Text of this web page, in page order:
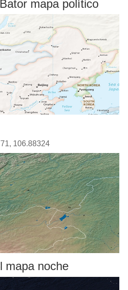
mapa político
106.88324
mapa noche